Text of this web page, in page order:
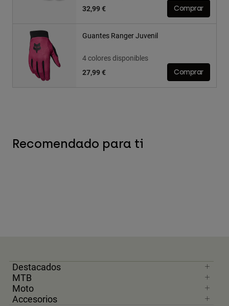
32,99 €
Comprar
Guantes Ranger Juvenil
4 colores disponibles
27,99 €
Comprar
Recomendado para ti
Destacados
MTB
Moto
Accesorios